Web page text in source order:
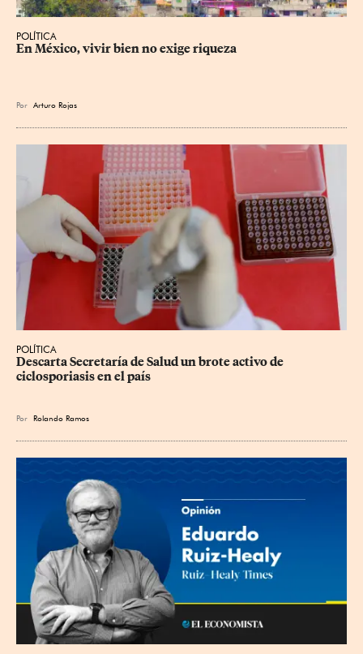
POLÍTICA
En México, vivir bien no exige riqueza
Por Arturo Rojas
POLÍTICA
Descarta Secretaría de Salud un brote activo de
ciclosporiasis en el país
Por Rolando Ramos